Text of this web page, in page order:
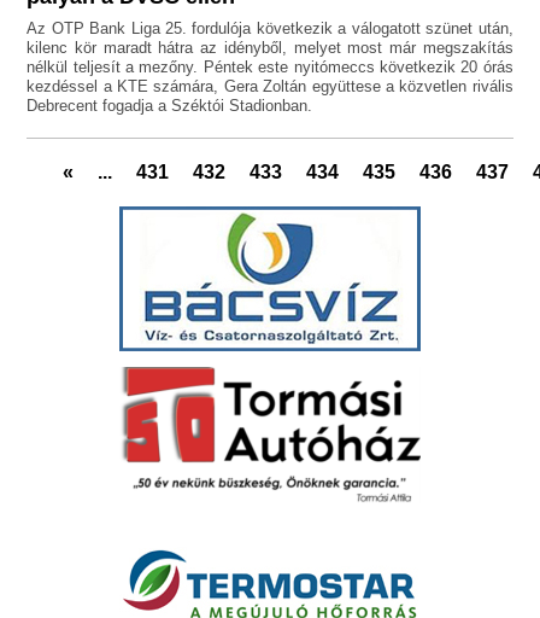
Az OTP Bank Liga 25. fordulója következik a válogatott szünet után,
kilenc kör maradt hátra az idényből, melyet most már megszakítás
nélkül teljesít a mezőny. Péntek este nyitómeccs következik 20 órás
kezdéssel a KTE számára, Gera Zoltán együttese a közvetlen rivális
Debrecent fogadja a Széktói Stadionban.
« ... 431 432 433 434 435 436 437